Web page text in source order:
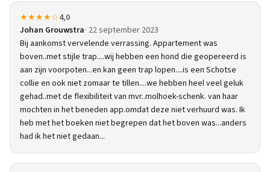
★★★★☆4,0
Johan Grouwstra 22 september 2023
Bij aankomst vervelende verrassing. Appartement was
boven..met stijle trap....wij hebben een hond die geopereerd is
aan zijn voorpoten...en kan geen trap lopen....is een Schotse
collie en ook niet zomaar te tillen....we hebben heel veel geluk
gehad..met de flexibiliteit van mvr..molhoek-schenk. van haar
mochten in het beneden app.omdat deze niet verhuurd was. Ik
heb met het boeken niet begrepen dat het boven was...anders
had ik het niet gedaan...